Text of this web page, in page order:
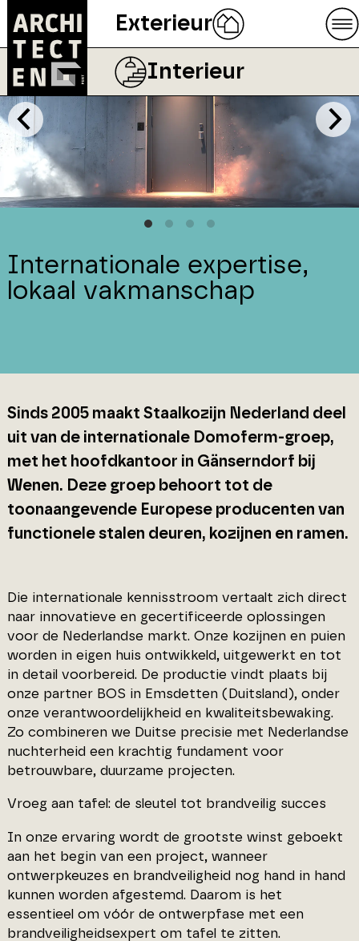
Exterieur
Interieur
Internationale expertise,
lokaal vakmanschap
Sinds 2005 maakt Staalkozijn Nederland deel
uit van de internationale Domoferm-groep,
met het hoofdkantoor in Gänserndorf bij
Wenen. Deze groep behoort tot de
toonaangevende Europese producenten van
functionele stalen deuren, kozijnen en ramen.
Die internationale kennisstroom vertaalt zich direct
naar innovatieve en gecertificeerde oplossingen
voor de Nederlandse markt. Onze kozijnen en puien
worden in eigen huis ontwikkeld, uitgewerkt en tot
in detail voorbereid. De productie vindt plaats bij
onze partner BOS in Emsdetten (Duitsland), onder
onze verantwoordelijkheid en kwaliteitsbewaking.
Zo combineren we Duitse precisie met Nederlandse
nuchterheid een krachtig fundament voor
betrouwbare, duurzame projecten.
Vroeg aan tafel: de sleutel tot brandveilig succes
In onze ervaring wordt de grootste winst geboekt
aan het begin van een project, wanneer
ontwerpkeuzes en brandveiligheid nog hand in hand
kunnen worden afgestemd. Daarom is het
essentieel om vóór de ontwerpfase met een
brandveiligheidsexpert om tafel te zitten.